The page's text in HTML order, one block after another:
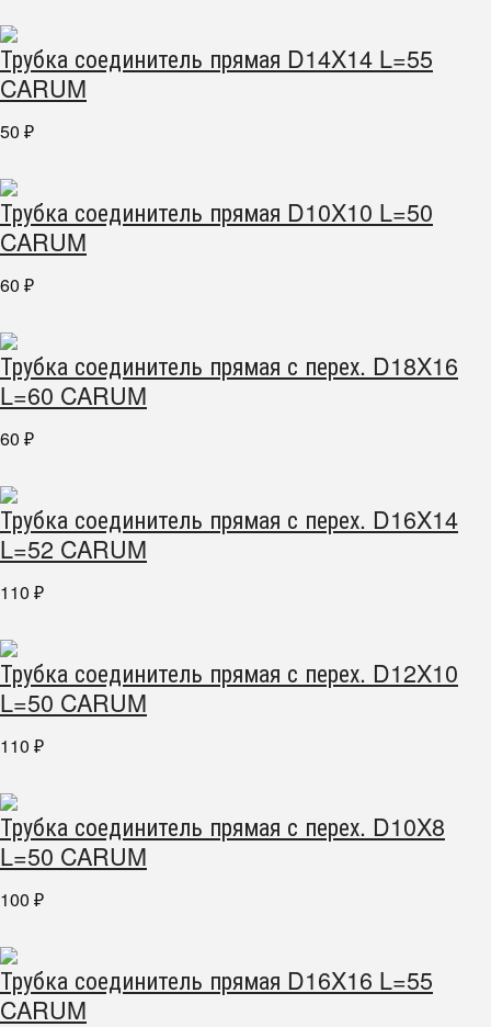
Трубка соединитель прямая D14X14 L=55
CARUM
50 ₽
Трубка соединитель прямая D10X10 L=50
CARUM
60 ₽
Трубка соединитель прямая с перех. D18X16
L=60 CARUM
60 ₽
Трубка соединитель прямая с перех. D16X14
L=52 CARUM
110 ₽
Трубка соединитель прямая с перех. D12X10
L=50 CARUM
110 ₽
Трубка соединитель прямая с перех. D10X8
L=50 CARUM
100 ₽
Трубка соединитель прямая D16X16 L=55
CARUM